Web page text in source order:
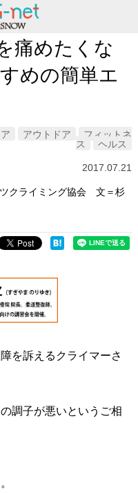
痛めたくな
めの簡単エ
アウトドア
フィットネ
ス
ヘルス
2017.07.21
クライミング協会 文＝杉
を訴えるクライマーさ
調子が悪いというご相